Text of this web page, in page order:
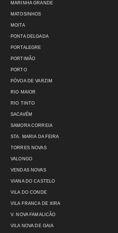
MARINHA GRANDE
MATOSINHOS
MOITA
PONTA DELGADA
PORTALEGRE
PORTIMÃO
PORTO
PÓVOA DE VARZIM
RIO MAIOR
RIO TINTO
SACAVÉM
SAMORA CORREIA
STA. MARIA DA FEIRA
TORRES NOVAS
VALONGO
VENDAS NOVAS
VIANA DO CASTELO
VILA DO CONDE
VILA FRANCA DE XIRA
V. NOVA FAMALICÃO
VILA NOVA DE GAIA